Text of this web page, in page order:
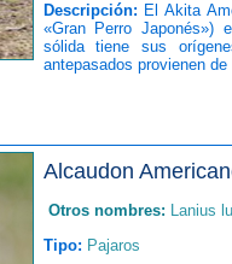
Descripción: El Akita
«Gran Perro Japonés»)
sólida tiene sus
antepasados provienen
Alcaudon
Otros nombres: Lanius
Tipo: Pajaros